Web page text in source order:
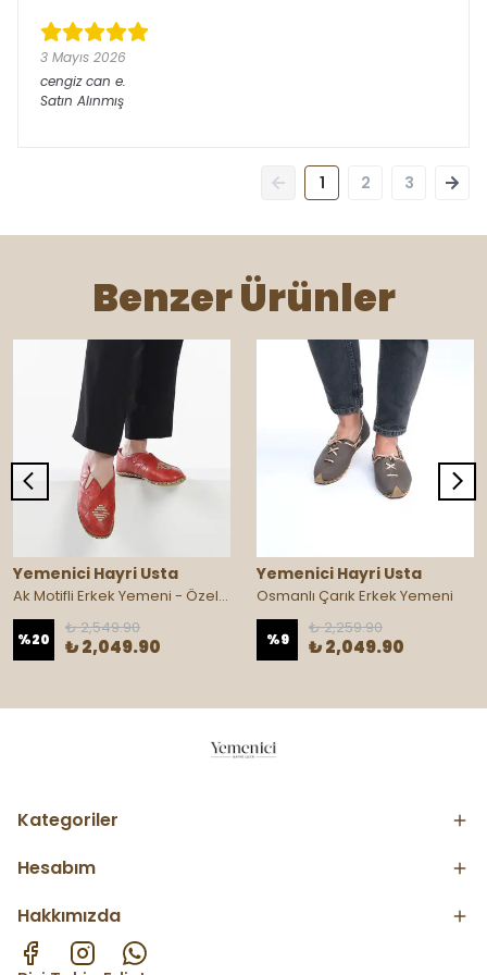
3 Mayıs 2026
cengiz can e.
Satın Alınmış
1 2 3
Benzer Ürünler
Yemenici Hayri Usta
Ak Motifli Erkek Yemeni - Özel Üretim
%20
₺ 2,549.90
₺ 2,049.90
Yemenici Hayri Usta
Osmanlı Çarık Erkek Yemeni
%9
₺ 2,259.90
₺ 2,049.90
Kategoriler
Hesabım
Hakkımızda